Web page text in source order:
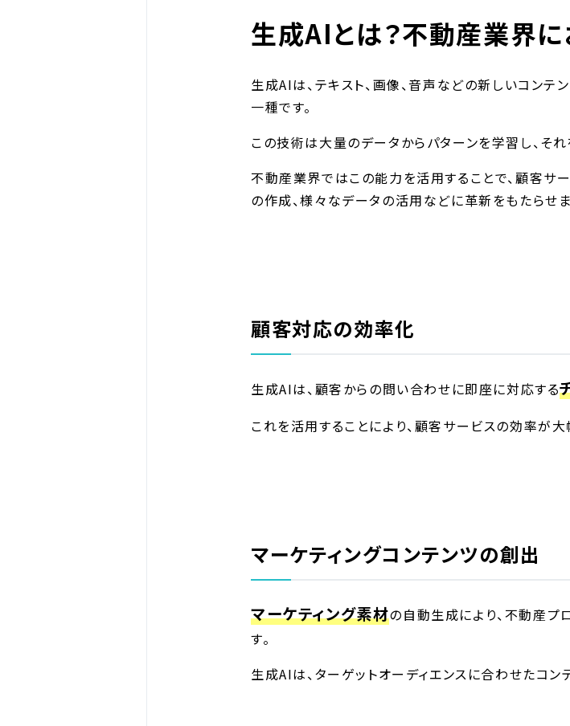
生成AIとは？不動産業界
生成AIは、テキスト、画像、音声などの新しいコン
一種です。
この技術は大量のデータからパターンを学習し、そ
不動産業界ではこの能力を活用することで、顧客サ
の作成、様々なデータの活用などに革新をもたらせま
顧客対応の効率化
生成AIは、顧客からの問い合わせに即座に対応する
これを活用することにより、顧客サービスの効率が大
マーケティングコンテンツの創出
マーケティング素材の自動生成により、不動産プ
す。
生成AIは、ターゲットオーディエンスに合わせたコン